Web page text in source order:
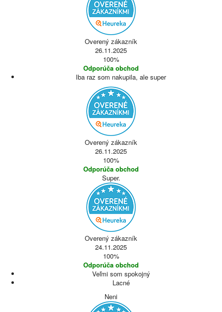
Overený zákazník
26.11.2025
100%
Odporúča obchod
Iba raz som nakupila, ale super
Overený zákazník
26.11.2025
100%
Odporúča obchod
Super.
Overený zákazník
24.11.2025
100%
Odporúča obchod
Veľmi som spokojný
Lacné
Neni